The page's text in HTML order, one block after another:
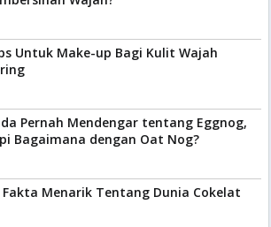
Untuk Make-up Bagi Kulit Wajah
Pernah Mendengar tentang Eggnog,
Bagaimana dengan Oat Nog?
Fakta Menarik Tentang Dunia Cokelat